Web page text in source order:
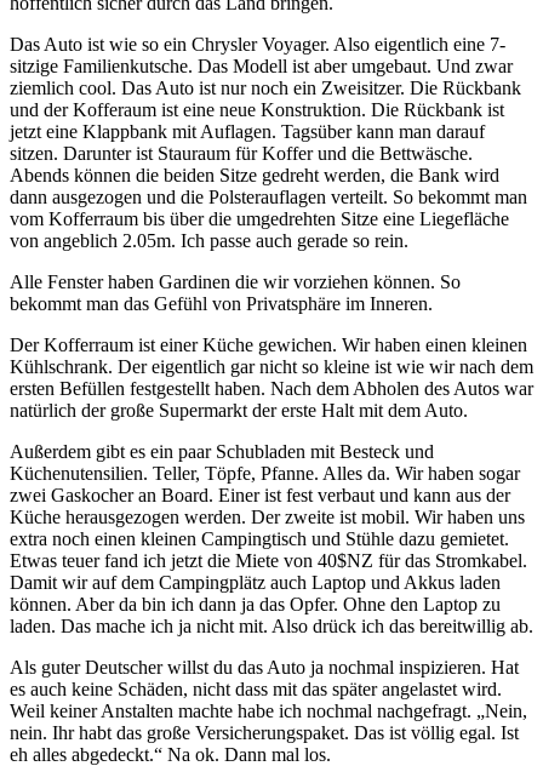
Das Auto ist wie so ein Chrysler Voyager. Also eigentlich eine 7-
sitzige Familienkutsche. Das Modell ist aber umgebaut. Und zwar
ziemlich cool. Das Auto ist nur noch ein Zweisitzer. Die Rückbank
und der Kofferaum ist eine neue Konstruktion. Die Rückbank ist
jetzt eine Klappbank mit Auflagen. Tagsüber kann man darauf
sitzen. Darunter ist Stauraum für Koffer und die Bettwäsche.
Abends können die beiden Sitze gedreht werden, die Bank wird
dann ausgezogen und die Polsterauflagen verteilt. So bekommt man
vom Kofferraum bis über die umgedrehten Sitze eine Liegefläche
von angeblich 2.05m. Ich passe auch gerade so rein.
Alle Fenster haben Gardinen die wir vorziehen können. So
bekommt man das Gefühl von Privatsphäre im Inneren.
Der Kofferraum ist einer Küche gewichen. Wir haben einen kleinen
Kühlschrank. Der eigentlich gar nicht so kleine ist wie wir nach dem
ersten Befüllen festgestellt haben. Nach dem Abholen des Autos war
natürlich der große Supermarkt der erste Halt mit dem Auto.
Außerdem gibt es ein paar Schubladen mit Besteck und
Küchenutensilien. Teller, Töpfe, Pfanne. Alles da. Wir haben sogar
zwei Gaskocher an Board. Einer ist fest verbaut und kann aus der
Küche herausgezogen werden. Der zweite ist mobil. Wir haben uns
extra noch einen kleinen Campingtisch und Stühle dazu gemietet.
Etwas teuer fand ich jetzt die Miete von 40$NZ für das Stromkabel.
Damit wir auf dem Campingplätz auch Laptop und Akkus laden
können. Aber da bin ich dann ja das Opfer. Ohne den Laptop zu
laden. Das mache ich ja nicht mit. Also drück ich das bereitwillig ab.
Als guter Deutscher willst du das Auto ja nochmal inspizieren. Hat
es auch keine Schäden, nicht dass mit das später angelastet wird.
Weil keiner Anstalten machte habe ich nochmal nachgefragt. „Nein,
nein. Ihr habt das große Versicherungspaket. Das ist völlig egal. Ist
eh alles abgedeckt.“ Na ok. Dann mal los.